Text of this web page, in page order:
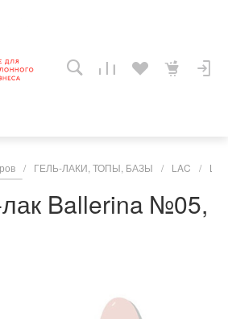
/ ГЕЛЬ-ЛАКИ, ТОПЫ, БАЗЫ / LAC /
Ballerina №05,